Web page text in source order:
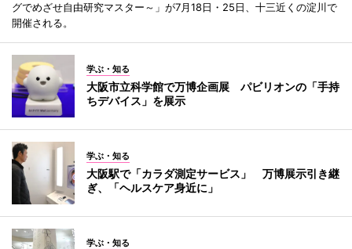
グでめざせ自由研究マスター～」が7月18日・25日、十三近くの淀川で
開催される。
学ぶ・知る
大阪市立科学館で万博企画展 パビリオンの「手持
ちデバイス」を展示
学ぶ・知る
大阪駅で「カラダ測定サービス」 万博展示引き継
ぎ、「ヘルスケア身近に」
学ぶ・知る